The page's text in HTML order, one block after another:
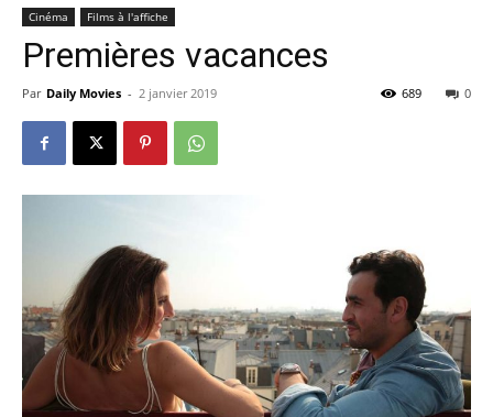
Cinéma Films à l'affiche
Premières vacances
Par Daily Movies - 2 janvier 2019 0
689